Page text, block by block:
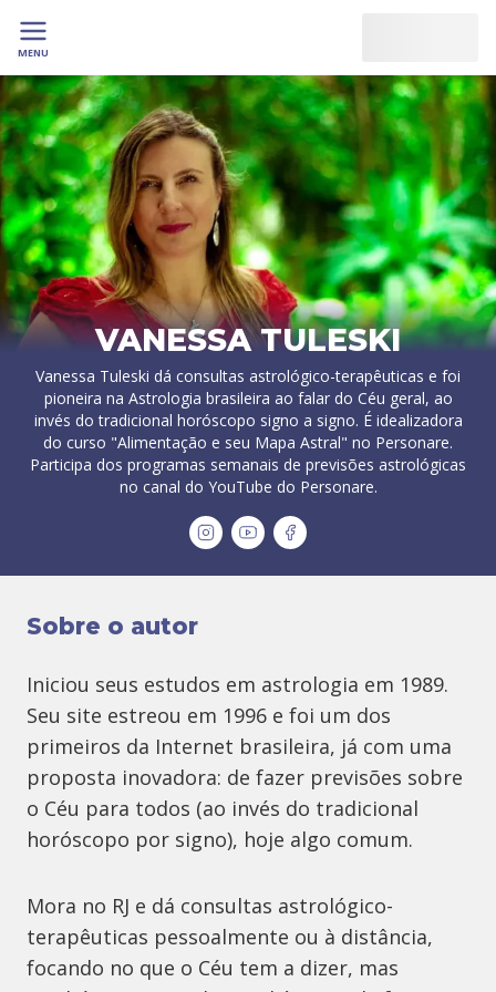
MENU
VANESSA TULESKI
Vanessa Tuleski dá consultas astrológico-terapêuticas e foi
pioneira na Astrologia brasileira ao falar do Céu geral, ao
invés do tradicional horóscopo signo a signo. É idealizadora
do curso "Alimentação e seu Mapa Astral" no Personare.
Participa dos programas semanais de previsões astrológicas
no canal do YouTube do Personare.
Sobre o autor
Iniciou seus estudos em astrologia em 1989.
Seu site estreou em 1996 e foi um dos
primeiros da Internet brasileira, já com uma
proposta inovadora: de fazer previsões sobre
o Céu para todos (ao invés do tradicional
horóscopo por signo), hoje algo comum.
Mora no RJ e dá consultas astrológico-
terapêuticas pessoalmente ou à distância,
focando no que o Céu tem a dizer, mas